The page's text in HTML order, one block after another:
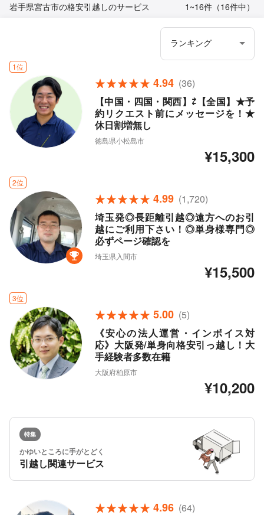
岩手県宮古市の格安引越しのサービス 1~16件（16件中）
1位
4.94 (36)
【中国・四国・関西】⇄【全国】★予
約リクエスト前にメッセージを！★
休日割増無し
徳島県小松島市
¥15,300
2位
4.99 (1,720)
埼玉発◎長距離引越◎遠方へのお引
越にご利用下さい！◎単身様専門◎
必ずページ確認を
埼玉県入間市
¥15,500
3位
5.00 (5)
《安心の法人運営・インボイス対
応》大阪発/単身向格安引っ越し！大
手経験者多数在籍
大阪府柏原市
¥10,200
特集
かゆいところに手がとどく
引越し関連サービス
4.96 (64)